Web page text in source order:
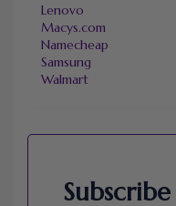
Lenovo
Macys.com
Namecheap
Samsung
Walmart